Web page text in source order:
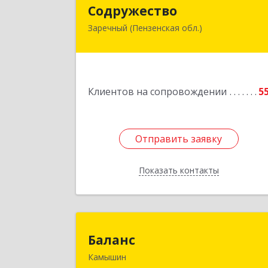
Содружество
Заречный (Пензенская обл.)
Клиентов на сопровождении
Отправить заявку
Показать контакты
442962, Пензенская обл, Заречный г,
Отправить заявку
Назад
Баланс
Камышин
403876, Волгоградская обл, г.о. город